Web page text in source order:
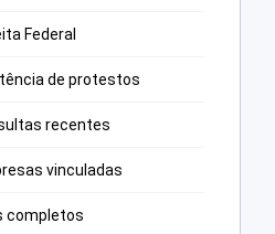
Federal
de protestos
recentes
vinculadas
completos